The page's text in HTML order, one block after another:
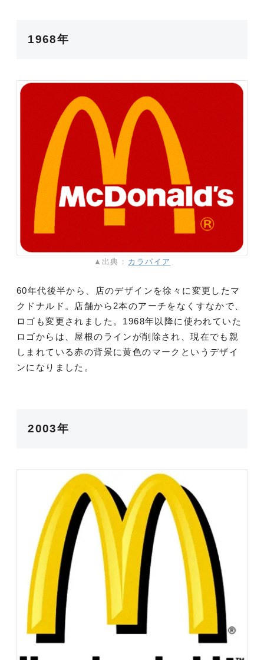
1968年
▲出典： カラパイア
60年代後半から、店のデザインを徐々に変更したマ
クドナルド。店舗から2本のアーチをなくすなかで、
ロゴも変更されました。1968年以降に使われていた
ロゴからは、屋根のラインが削除され、現在でも親
しまれている赤の背景に黄色のマークというデザイ
ンになりました。
2003年